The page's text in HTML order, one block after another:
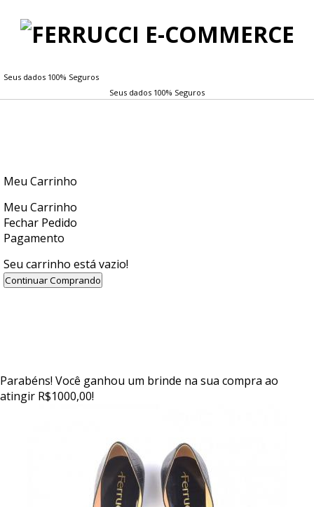
Seus dados 100% Seguros
Seus dados 100% Seguros
Meu Carrinho
Meu Carrinho
Fechar Pedido
Pagamento
Seu carrinho está vazio!
Continuar Comprando
Parabéns! Você ganhou um brinde na sua compra ao
atingir R$1000,00!